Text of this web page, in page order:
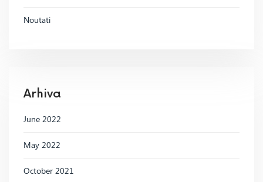
Noutati
Arhiva
June 2022
May 2022
October 2021